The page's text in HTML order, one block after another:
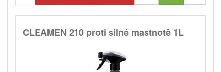
CLEAMEN 210 proti silné mastnotě 1L